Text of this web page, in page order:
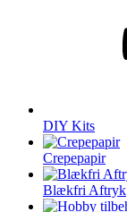
DIY Kits
Crepepapir
Blækfri Aftryk